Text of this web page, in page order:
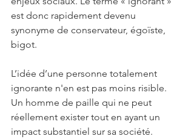
est donc rapidement devenu
synonyme de conservateur, égoïste,
bigot.
L’idée d’une personne totalement
ignorante n'en est pas moins risible.
Un homme de paille qui ne peut
réellement exister tout en ayant un
impact substantiel sur sa société.